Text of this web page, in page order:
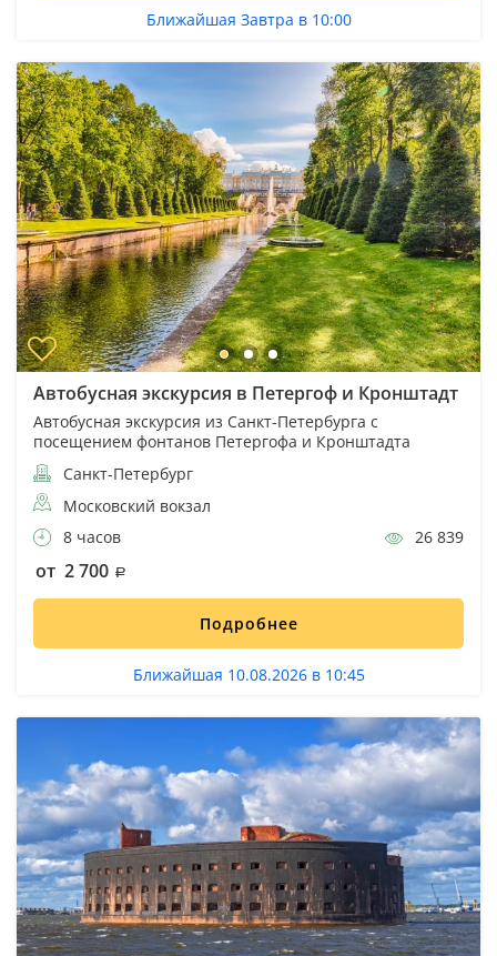
Ближайшая Завтра в 10:00
Автобусная экскурсия в Петергоф и Кронштадт
Автобусная экскурсия из Санкт-Петербурга с
посещением фонтанов Петергофа и Кронштадта
Санкт-Петербург
Московский вокзал
8 часов
26 839
от 2 700
Подробнее
Ближайшая 10.08.2026 в 10:45